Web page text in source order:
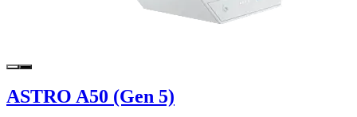
ASTRO A50 (Gen 5)